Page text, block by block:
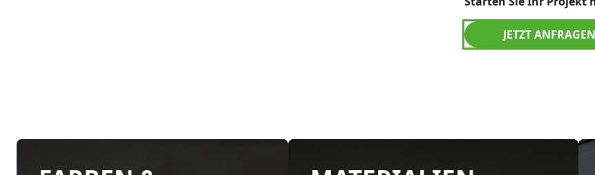
JETZT ANFRAGEN